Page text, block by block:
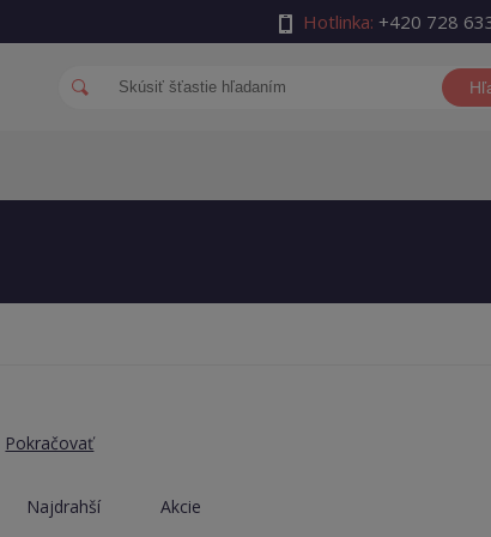
Hotlinka: +420 728
Pokračovať
Najdrahší Akcie